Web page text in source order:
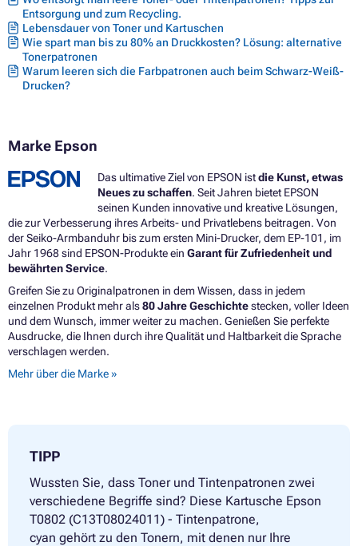
Entsorgung und zum Recycling.
Lebensdauer von Toner und Kartuschen
Wie spart man bis zu 80% an Druckkosten? Lösung: alternative
Tonerpatronen
Warum leeren sich die Farbpatronen auch beim Schwarz-Weiß-
Drucken?
Marke Epson
Das ultimative Ziel von EPSON istdie Kunst, etwas
Neues zu schaffen. Seit Jahren bietet EPSON
seinen Kunden innovative und kreative Lösungen,
die zur Verbesserung ihres Arbeits- und Privatlebens beitragen. Von
der Seiko-Armbanduhr bis zum ersten Mini-Drucker, dem EP-101, im
Jahr 1968 sind EPSON-Produkte ein Garant für Zufriedenheit und
bewährten Service.
Greifen Sie zu Originalpatronen in dem Wissen, dass in jedem
einzelnen Produkt mehr als80 Jahre Geschichtestecken, voller Ideen
und dem Wunsch, immer weiter zu machen. Genießen Sie perfekte
Ausdrucke, die Ihnen durch ihre Qualität und Haltbarkeit die Sprache
verschlagen werden.
Mehr über die Marke »
TIPP
Wussten Sie, dass Toner und Tintenpatronen zwei
verschiedene Begriffe sind? Diese Kartusche Epson
T0802 (C13T08024011) - Tintenpatrone,
cyan gehört zu den Tonern, mit denen nur Ihre